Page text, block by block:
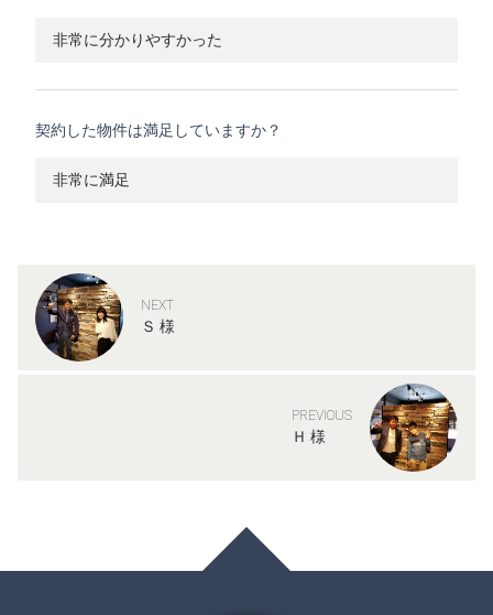
非常に分かりやすかった
契約した物件は満足していますか？
非常に満足
NEXT
Ｓ 様
PREVIOUS
Ｈ 様